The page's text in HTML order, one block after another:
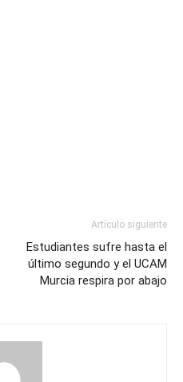
Artículo siguiente
Estudiantes sufre hasta el
último segundo y el UCAM
Murcia respira por abajo